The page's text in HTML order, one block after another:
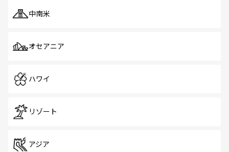
中南米
オセアニア
ハワイ
リゾート
アジア